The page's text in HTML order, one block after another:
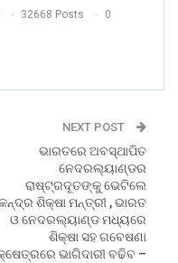
32668 Posts 0
NEXT POST
ଭାରତରେ ଅବସ୍ଥାପିତ
ନେଦରଲ୍ୟାଣ୍ଡର
ରାଷ୍ଟ୍ରଦୂତଙ୍କୁ ଭେଟିଲେ
ଶିକ୍ଷା ମନ୍ତ୍ରୀ , ଭାରତ
ଓ ନେଦରଲ୍ୟାଣ୍ଡ ମଧ୍ୟରେ
ଶିକ୍ଷା ସହ ଗବେଷଣା
ଭାଗିଦାରୀ ବଢିବ –